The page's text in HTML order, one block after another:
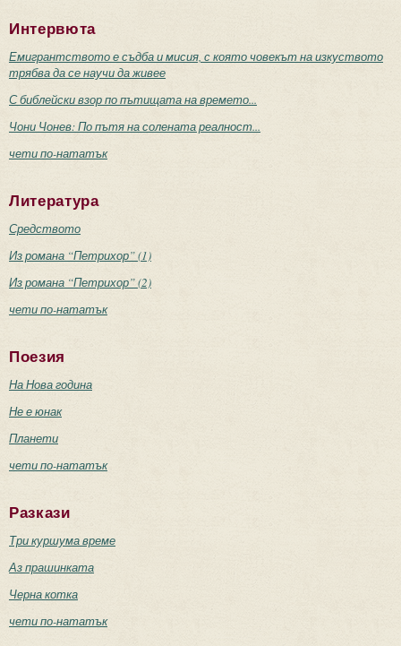
Интервюта
Емигрантството е съдба и мисия, с която човекът на изкуството
трябва да се научи да живее
С библейски взор по пътищата на времето...
Чони Чонев: По пътя на солената реалност...
чети по-нататък
Литература
Средството
Из романа “Петрихор” (1)
Из романа “Петрихор” (2)
чети по-нататък
Поезия
На Нова година
Не е юнак
Планети
чети по-нататък
Разкази
Три куршума време
Аз прашинката
Черна котка
чети по-нататък